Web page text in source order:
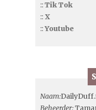
::Tik Tok
:: X
::Youtube
Naam:
Beheerder: